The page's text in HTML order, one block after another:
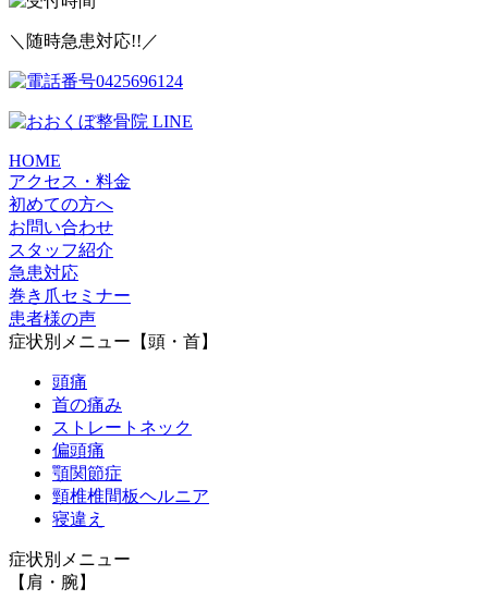
＼随時急患対応!!／
HOME
アクセス・料金
初めての方へ
お問い合わせ
スタッフ紹介
急患対応
巻き爪セミナー
患者様の声
症状別メニュー【頭・首】
頭痛
首の痛み
ストレートネック
偏頭痛
顎関節症
頸椎椎間板ヘルニア
寝違え
症状別メニュー
【肩・腕】